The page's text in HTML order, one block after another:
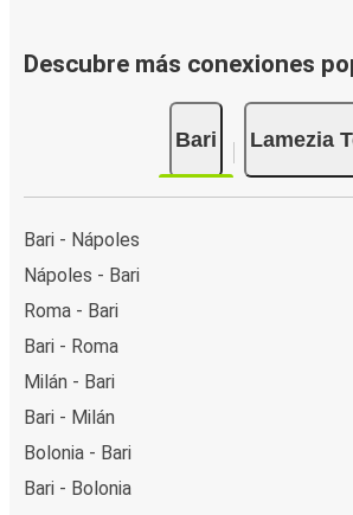
Descubre más conexiones
Bari Lamezia
Bari - Nápoles
Nápoles - Bari
Roma - Bari
Bari - Roma
Milán - Bari
Bari - Milán
Bolonia - Bari
Bari - Bolonia